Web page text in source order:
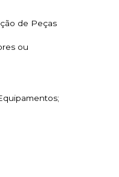
de Peças
ou